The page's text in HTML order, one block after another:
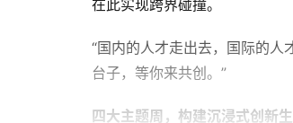
在此实现跨界碰撞。
“国内的人才走出去，国际的
台子，等你来共创。”
四大主题周，构建沉浸式创新